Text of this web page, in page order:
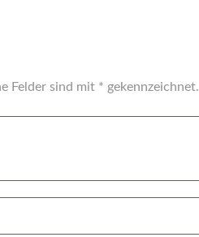
Felder sind mit * gekennzeichnet.